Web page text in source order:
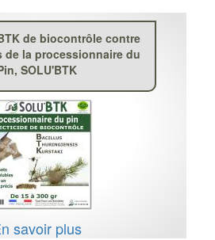
de biocontrôle contre
de la processionnaire du
SOLU'BTK
savoir plus